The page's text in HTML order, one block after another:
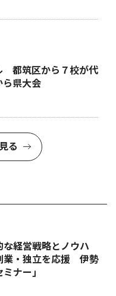
都筑区から７校が代
県大会
る
経営戦略とノウハ
・独立を応援 伊勢
ナー｣